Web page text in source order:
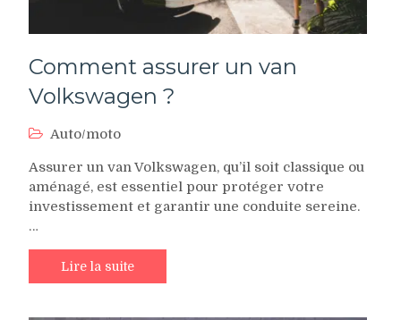
Comment assurer un van
Volkswagen ?
Auto/moto
Assurer un van Volkswagen, qu’il soit classique ou
aménagé, est essentiel pour protéger votre
investissement et garantir une conduite sereine.
…
Lire la suite